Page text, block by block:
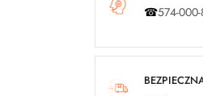
☎574-